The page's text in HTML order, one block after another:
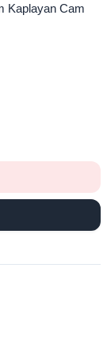
Kaplayan Cam